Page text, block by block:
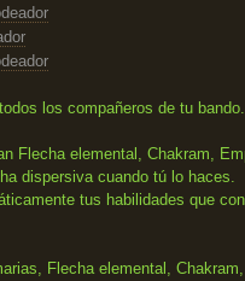
los compañeros de tu bando.
Flecha elemental, Chakram,
dispersiva cuando tú lo haces.
tus habilidades que
Flecha elemental, Chakram,